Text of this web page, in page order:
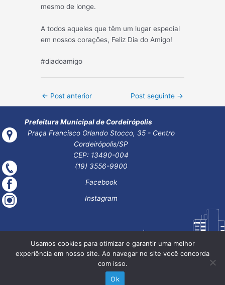
mesmo de longe.
A todos aqueles que têm um lugar especial
em nossos corações, Feliz Dia do Amigo!
#diadoamigo
Post
← Post anterior Post seguinte →
Prefeitura Municipal de Cordeirópolis
Praça Francisco Orlando Stocco, 35 - Centro
Cordeirópolis/SP
CEP: 13490-004
(19) 3556-9900
Facebook
Instagram
Usamos cookies para otimizar e garantir uma melhor
experiência em nosso site. Ao navegar no site você concorda
com isso.
Ok